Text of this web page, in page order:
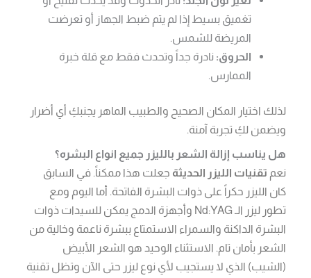
تغميق بسيط إذا لم يتم ضبط الجهاز أو تعرضت
المريضة للشمس.
الحروق: نادرة جداً وتحدث فقط مع قلة خبرة
الممارس.
لذلك اختيار المكان الصحيح والطبيب الماهر يجنبكِ أي أضرار
ويضمن لكِ تجربة آمنة.
هل يناسب إزالة الشعر بالليزر جميع انواع البشره؟
نعم تقنيات الليزر الحديثة جعلت هذا ممكناً. في السابق
كان الليزر حكراً على ذوات البشرة الفاتحة. أما اليوم ومع
تطور ليزر الـ Nd:YAG وأجهزة الدمج يمكن للسيدات ذوات
البشرة الداكنة والسمراء الاستمتاع ببشرة ناعمة وخالية من
الشعر بأمان تام. الاستثناء الوحيد هو الشعر الأبيض
(الشيب) الذي لا يستجيب لأي نوع ليزر حتى الآن وتظل تقنية